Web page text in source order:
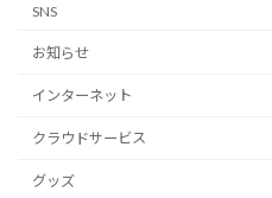
SNS
お知らせ
インターネット
クラウドサービス
グッズ